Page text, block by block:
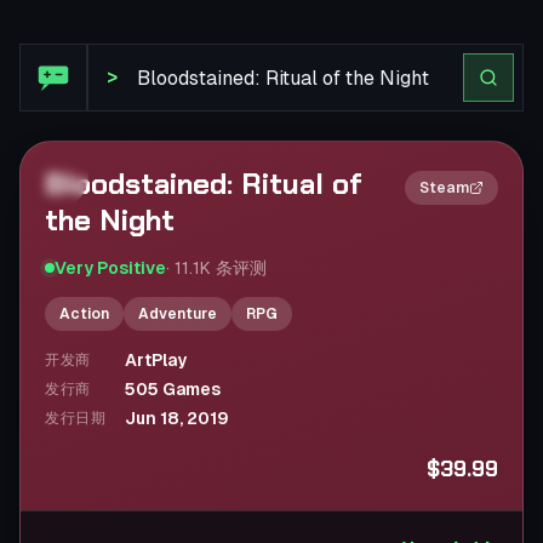
>
2×
Bloodstained: Ritual of
the Night
Steam
Very Positive· 11.1K 条评测
Action Adventure RPG
开发商 ArtPlay
发行商 505 Games
发行日期 Jun 18, 2019
$39.99